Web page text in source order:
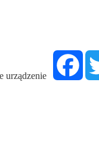
urządzenie